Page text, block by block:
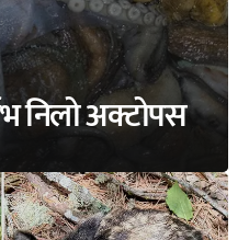
निलो अक्टोपस